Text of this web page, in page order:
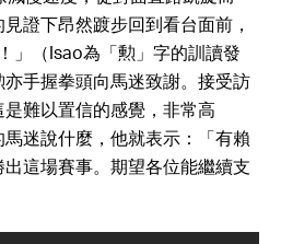
證下昂然踱步回到看台面前，
（Isao為「勲」字的訓讀發
手握拳頭向馬迷致謝。接受訪
難以置信的感覺，非常高
迷說什麼，他就表示：「有賴
這場賽事。期望各位能繼續支